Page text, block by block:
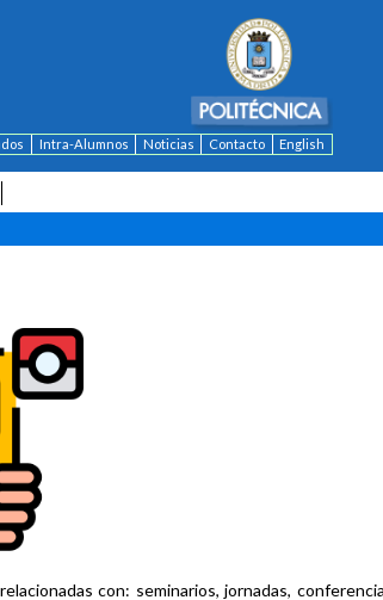
Intra-Alumnos Noticias Contacto English
con: seminarios, jornadas,